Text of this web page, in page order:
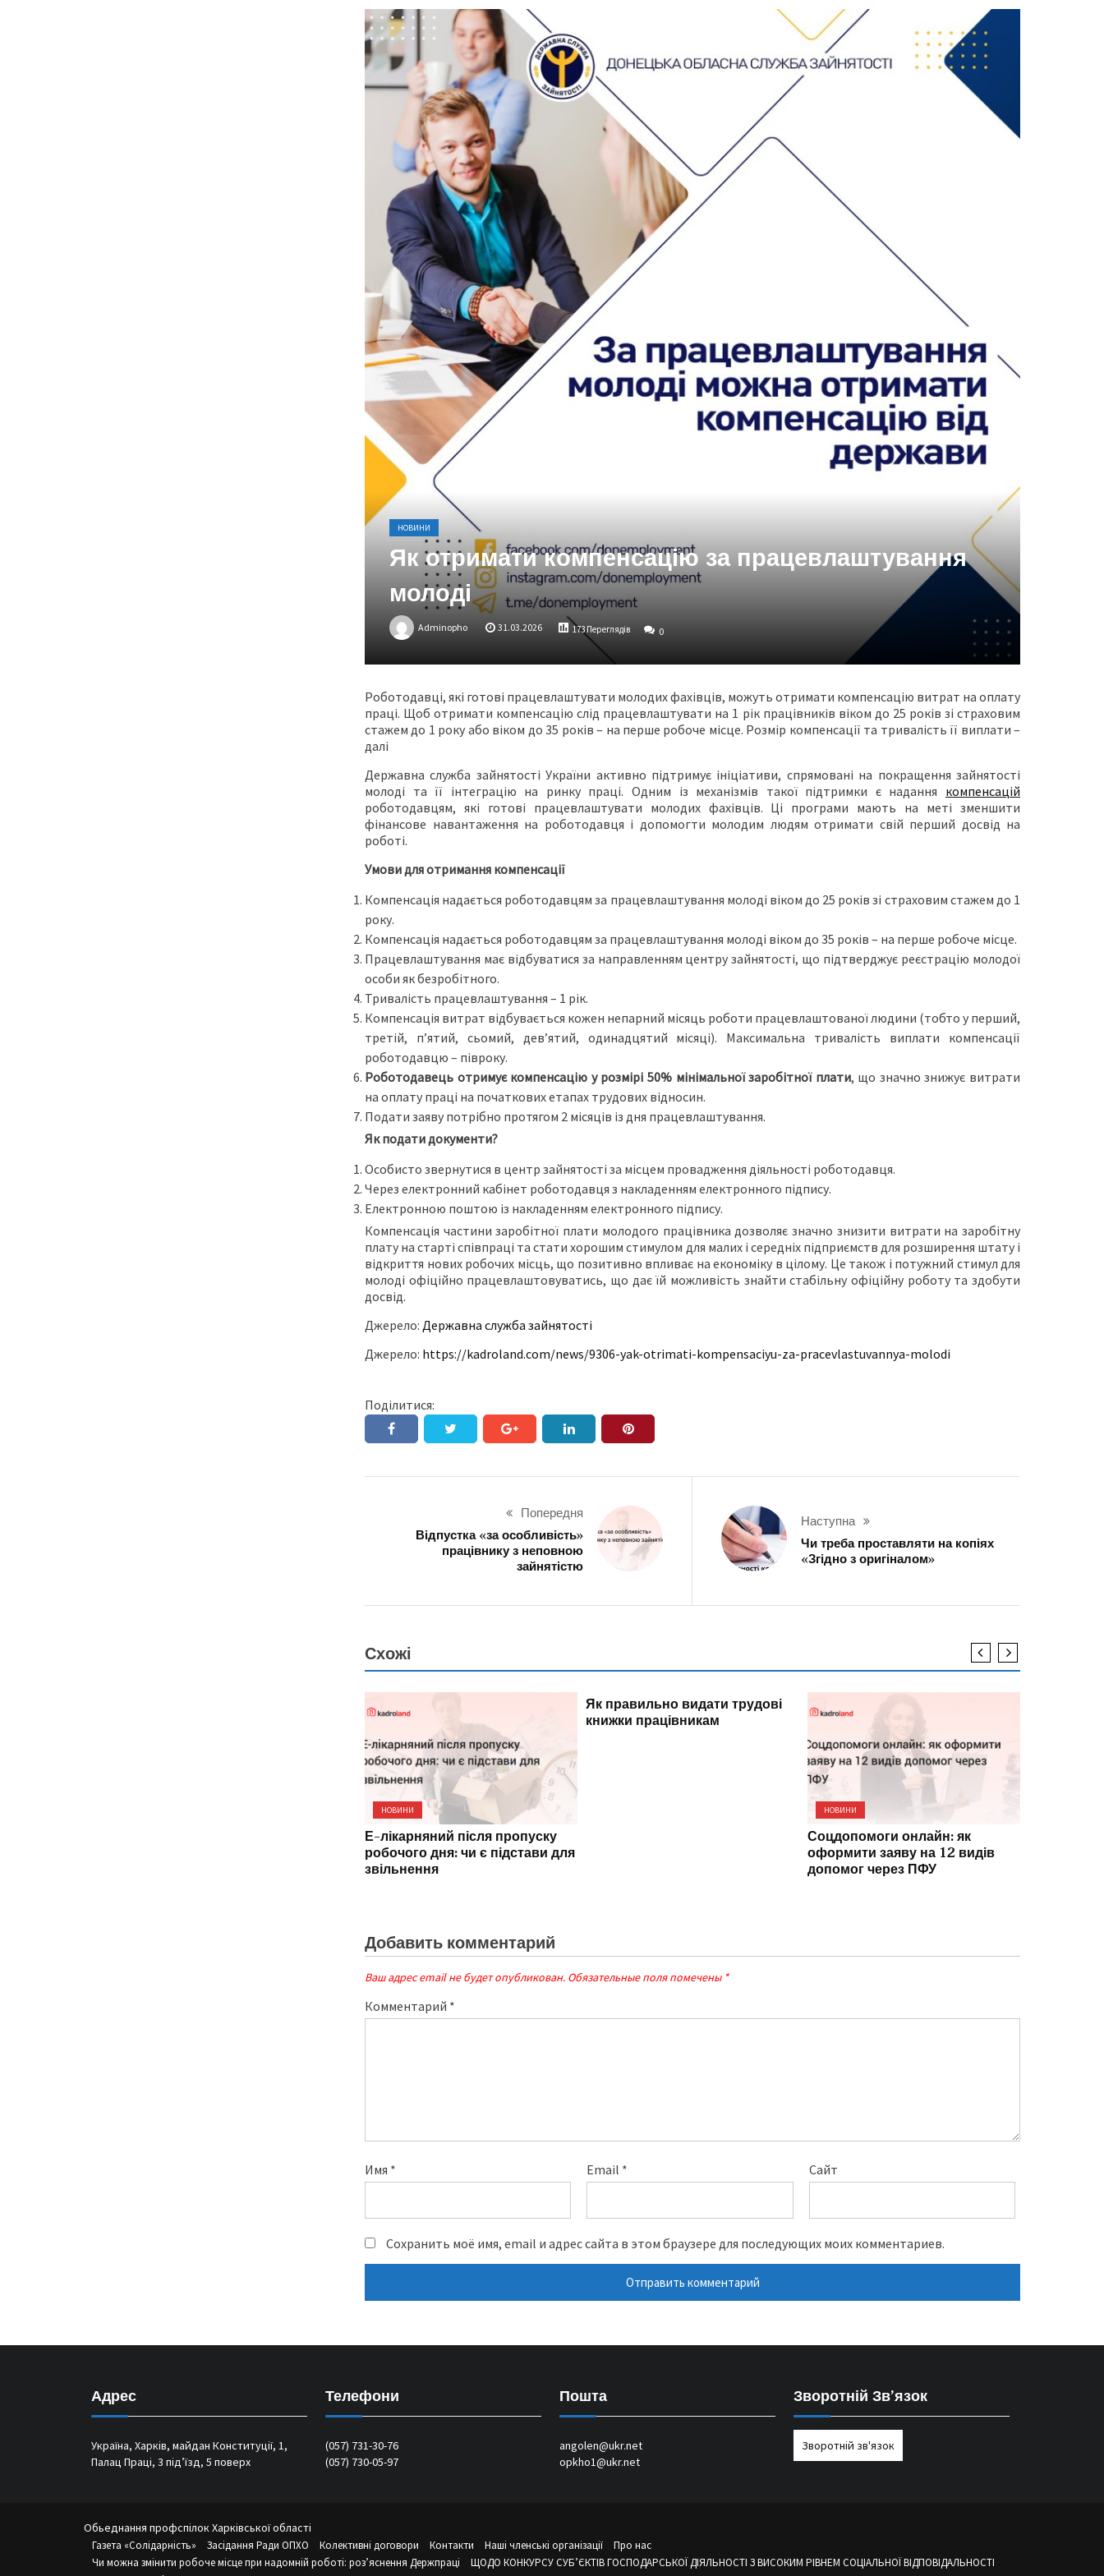
НОВИНИ
Як отримати компенсацію за працевлаштування
молоді
Adminopho 31.03.2026 173 Переглядів 0
Роботодавці, які готові працевлаштувати молодих фахівців, можуть отримати компенсацію витрат на оплату
праці. Щоб отримати компенсацію слід працевлаштувати на 1 рік працівників віком до 25 років зі страховим
стажем до 1 року або віком до 35 років – на перше робоче місце. Розмір компенсації та тривалість її виплати –
далі
Державна служба зайнятості України активно підтримує ініціативи, спрямовані на покращення зайнятості
молоді та її інтеграцію на ринку праці. Одним із механізмів такої підтримки є надання компенсацій
роботодавцям, які готові працевлаштувати молодих фахівців. Ці програми мають на меті зменшити
фінансове навантаження на роботодавця і допомогти молодим людям отримати свій перший досвід на
роботі.
Умови для отримання компенсації
Компенсація надається роботодавцям за працевлаштування молоді віком до 25 років зі страховим стажем до 1
року.
Компенсація надається роботодавцям за працевлаштування молоді віком до 35 років – на перше робоче місце.
Працевлаштування має відбуватися за направленням центру зайнятості, що підтверджує реєстрацію молодої
особи як безробітного.
Тривалість працевлаштування ­– 1 рік.
Компенсація витрат відбувається кожен непарний місяць роботи працевлаштованої людини (тобто у перший,
третій, п’ятий, сьомий, дев’ятий, одинадцятий місяці). Максимальна тривалість виплати компенсації
роботодавцю – півроку.
Роботодавець отримує компенсацію у розмірі 50% мінімальної заробітної плати, що значно знижує витрати
на оплату праці на початкових етапах трудових відносин.
Подати заяву потрібно протягом 2 місяців із дня працевлаштування.
Як подати документи?
Особисто звернутися в центр зайнятості за місцем провадження діяльності роботодавця.
Через електронний кабінет роботодавця з накладенням електронного підпису.
Електронною поштою із накладенням електронного підпису.
Компенсація частини заробітної плати молодого працівника дозволяє значно знизити витрати на заробітну
плату на старті співпраці та стати хорошим стимулом для малих і середніх підприємств для розширення штату і
відкриття нових робочих місць, що позитивно впливає на економіку в цілому. Це також і потужний стимул для
молоді офіційно працевлаштовуватись, що дає їй можливість знайти стабільну офіційну роботу та здобути
досвід.
Джерело: Державна служба зайнятості
Джерело: https://kadroland.com/news/9306-yak-otrimati-kompensaciyu-za-pracevlastuvannya-molodi
Поділитися:
Попередня
Відпустка «за особливість»
працівнику з неповною
зайнятістю
Наступна
Чи треба проставляти на копіях
«Згідно з оригіналом»
Схожі
НОВИНИ
Е-лікарняний після пропуску
робочого дня: чи є підстави для
звільнення
Як правильно видати трудові
книжки працівникам
НОВИНИ
Соцдопомоги онлайн: як
оформити заяву на 12 видів
допомог через ПФУ
Добавить комментарий
Ваш адрес email не будет опубликован. Обязательные поля помечены *
Комментарий *
Имя * Email * Сайт
Сохранить моё имя, email и адрес сайта в этом браузере для последующих моих комментариев.
Адрес
Україна, Харків, майдан Конституції, 1,
Палац Праці, 3 під’їзд, 5 поверх
Телефони
(057) 731-30-76
(057) 730-05-97
Пошта
angolen@ukr.net
opkho1@ukr.net
Зворотній Зв’язок
Зворотній зв'язок
Обьеднання профспілок Харківської області
Газета «Солідарність» Засідання Ради ОПХО Колективні договори Контакти Наші членські організації
Про нас
Чи можна змінити робоче місце при надомній роботі: роз’яснення Держпраці
ЩОДО КОНКУРСУ СУБ’ЄКТІВ ГОСПОДАРСЬКОЇ ДІЯЛЬНОСТІ З ВИСОКИМ РІВНЕМ СОЦІАЛЬНОЇ ВІДПОВІДАЛЬНОСТІ